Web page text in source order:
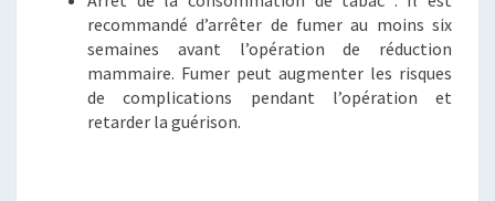
recommandé d’arrêter de fumer au moins six
semaines avant l’opération de réduction
mammaire. Fumer peut augmenter les risques
de complications pendant l’opération et
retarder la guérison.